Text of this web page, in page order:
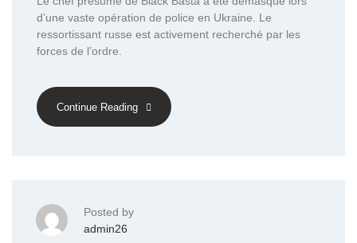
d’une vaste opération de police en Ukraine. Le
ressortissant russe est activement recherché par les
forces de l’ordre.
Continue Reading
Posted by
admin26